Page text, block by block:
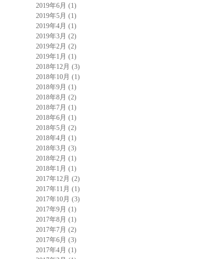
2019年6月 (1)
2019年5月 (1)
2019年4月 (1)
2019年3月 (2)
2019年2月 (2)
2019年1月 (1)
2018年12月 (3)
2018年10月 (1)
2018年9月 (1)
2018年8月 (2)
2018年7月 (1)
2018年6月 (1)
2018年5月 (2)
2018年4月 (1)
2018年3月 (3)
2018年2月 (1)
2018年1月 (1)
2017年12月 (2)
2017年11月 (1)
2017年10月 (3)
2017年9月 (1)
2017年8月 (1)
2017年7月 (2)
2017年6月 (3)
2017年4月 (1)